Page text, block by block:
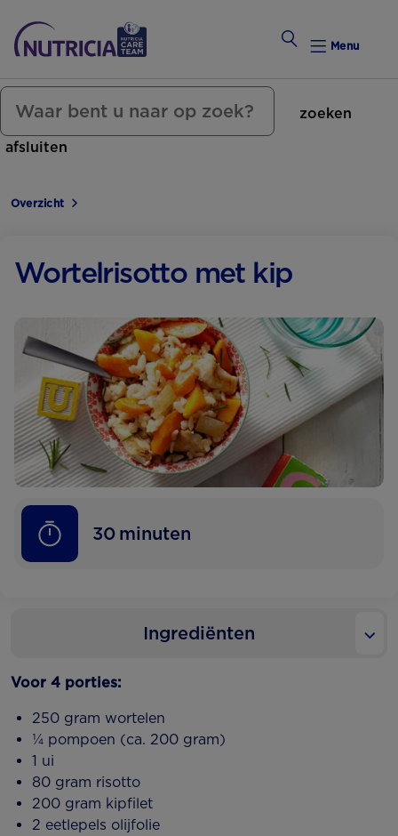
Zwanger Worden
Menu
zoeken
afsluiten
Overzicht
Wortelrisotto met kip
30 minuten
Ingrediënten
Voor 4 porties:
250 gram wortelen
¼ pompoen (ca. 200 gram)
1 ui
80 gram risotto
200 gram kipfilet
2 eetlepels olijfolie